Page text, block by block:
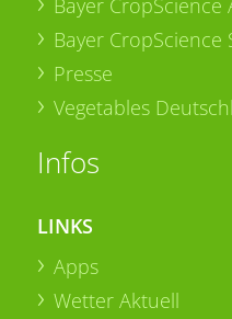
Bayer CropScience
Presse
Vegetables
Infos
LINKS
Apps
Wetter Aktuell